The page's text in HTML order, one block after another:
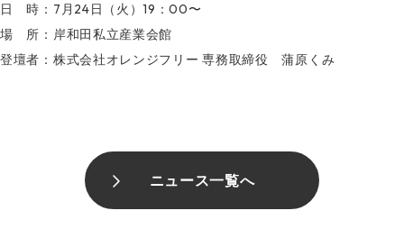
日 時：7月24日（火）19：00〜
場 所：岸和田私立産業会館
登壇者：株式会社オレンジフリー 専務取締役 蒲原くみ
ニュース一覧へ